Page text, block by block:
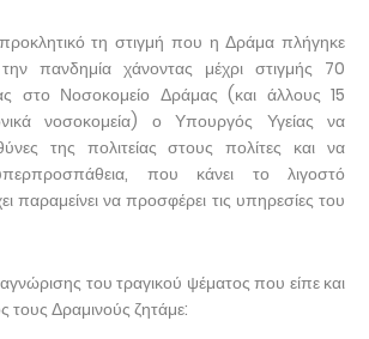
προκλητικό τη στιγμή που η Δράμα πλήγηκε
πανδημία χάνοντας μέχρι στιγμής 70
στο Νοσοκομείο Δράμας (και άλλους 15
νοσοκομεία) ο Υπουργός Υγείας να
της πολιτείας στους πολίτες και να
που κάνει το λιγοστό
παραμείνει να προσφέρει τις υπηρεσίες του
του τραγικού ψέματος που είπε και
τους Δραμινούς ζητάμε: